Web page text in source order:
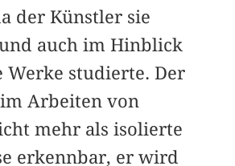
der Künstler sie
auch im Hinblick
Werke studierte. Der
Arbeiten von
mehr als isolierte
erkennbar, er wird